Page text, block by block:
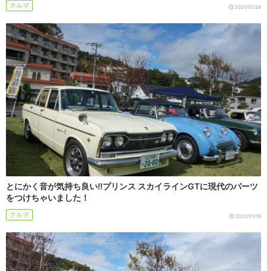
クルマ 2021/01/26
とにかく音が気持ち良い!!プリンス スカイラインGTに現代のパーツ
をつけちゃいました！
クルマ 2021/01/19